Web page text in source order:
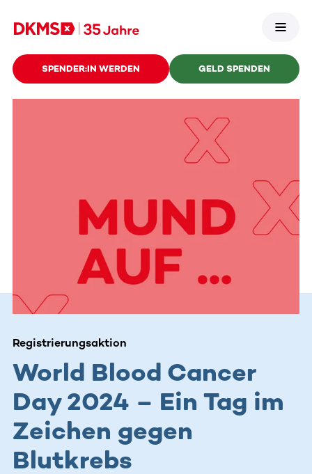
SPENDER:IN WERDEN GELD SPENDEN
Registrierungsaktion
World Blood Cancer
Day 2024 – Ein Tag im
Zeichen gegen
Blutkrebs